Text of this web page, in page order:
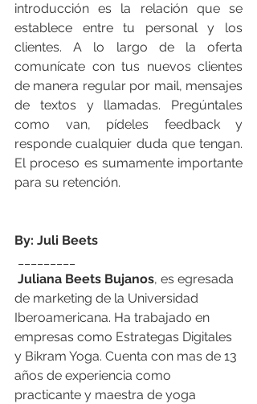
introducción es la relación que se
establece entre tu personal y los
clientes. A lo largo de la oferta
comunícate con tus nuevos clientes
de manera regular por mail, mensajes
de textos y llamadas. Pregúntales
como van, pídeles feedback y
responde cualquier duda que tengan.
El proceso es sumamente importante
para su retención.
By: Juli Beets
Juliana Beets Bujanos, es egresada
de marketing de la Universidad
Iberoamericana. Ha trabajado en
empresas como Estrategas Digitales
y Bikram Yoga. Cuenta con mas de 13
años de experiencia como
practicante y maestra de yoga